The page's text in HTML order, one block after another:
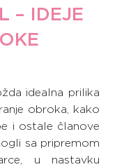
– IDEJE
idealna prilika
obroka, kako
i ostale članove
sa pripremom
u nastavku